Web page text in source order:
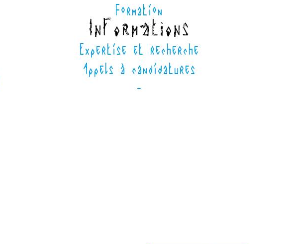
Formation
Informations
Expertise et recherche
Appels à candidatures
-